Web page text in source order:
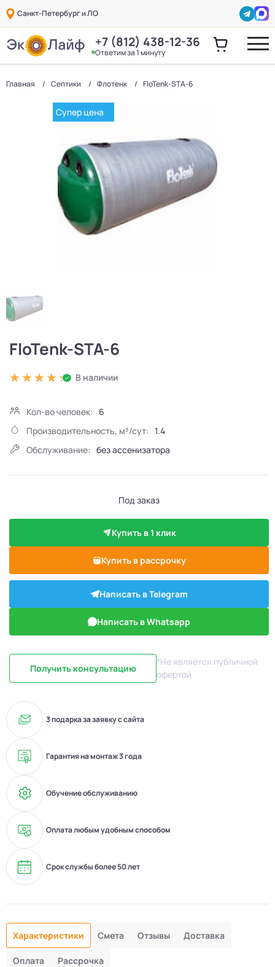
Санкт-Петербург и ЛО
+7 (812) 438-12-36
Ответим за 1 минуту
Главная Септики Флотенк FloTenk-STA-6
Супер цена
FloTenk-STA-6
В наличии
Кол-во человек:
6
Производительность, м³/сут: 1.4
Обслуживание: без ассенизатора
Под заказ
Купить в 1 клик
Купить в рассрочку
Написать в Telegram
Написать в Whatsapp
Получить консультацию
*Не является публичной
офертой
3 подарка за заявку с сайта
Гарантия на монтаж 3 года
Обучение обслуживанию
Оплата любым удобным способом
Срок службы более 50 лет
Характеристики Смета Отзывы Доставка
Оплата Рассрочка